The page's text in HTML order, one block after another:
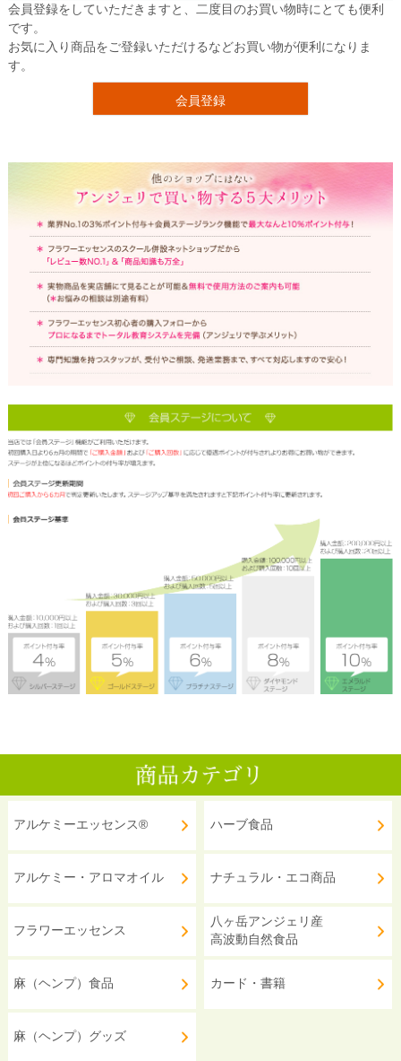
会員登録をしていただきますと、二度目のお買い物時にとても便利
です。
お気に入り商品をご登録いただけるなどお買い物が便利になりま
す。
会員登録
アルケミーエッセンス®
アルケミー・アロマオイル
フラワーエッセンス
麻（ヘンプ）食品
麻（ヘンプ）グッズ
ハーブ食品
ナチュラル・エコ商品
八ヶ岳アンジェリ産
高波動自然食品
カード・書籍